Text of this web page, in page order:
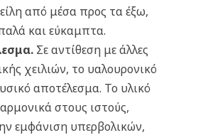
από μέσα προς τα έξω,
και εύκαμπτα.
Σε αντίθεση με άλλες
χειλιών, το υαλουρονικό
αποτέλεσμα. Το υλικό
στους ιστούς,
εμφάνιση υπερβολικών,